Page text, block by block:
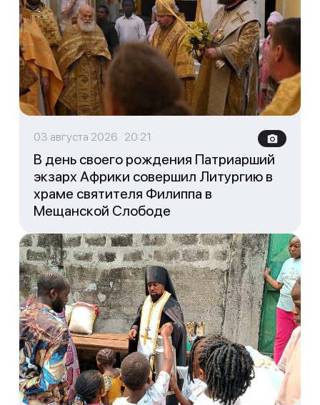
03 августа 2026 20:21
В день своего рождения Патриарший
экзарх Африки совершил Литургию в
храме святителя Филиппа в
Мещанской Слободе